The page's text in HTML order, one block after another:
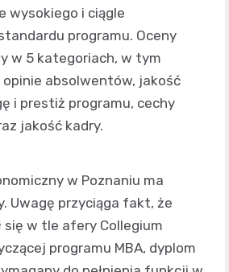
wysokiego i ciągle
programu. Oceny
w 5 kategoriach, w tym
absolwentów, jakość
i prestiż programu, cechy
jakość kadry.
w Poznaniu ma
Uwagę przyciąga fakt, że
się w tle afery Collegium
programu MBA, dyplom